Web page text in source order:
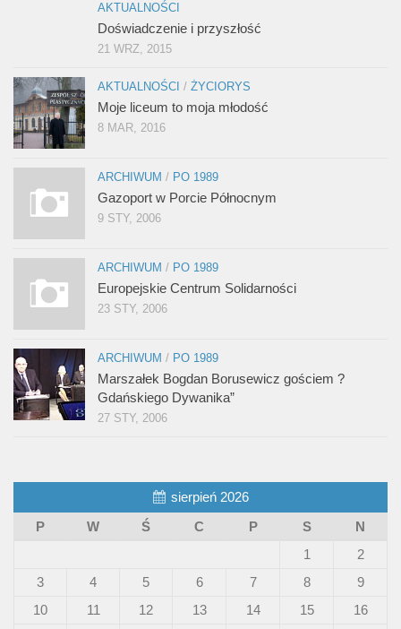
AKTUALNOŚCI
Doświadczenie i przyszłość
21 WRZ, 2015
AKTUALNOŚCI / ŻYCIORYS
Moje liceum to moja młodość
8 MAR, 2016
ARCHIWUM / PO 1989
Gazoport w Porcie Północnym
9 STY, 2006
ARCHIWUM / PO 1989
Europejskie Centrum Solidarności
23 STY, 2006
ARCHIWUM / PO 1989
Marszałek Bogdan Borusewicz gościem ?
Gdańskiego Dywanika”
27 STY, 2006
sierpień 2026
P
W Ś C P S
N
1
2
3
4 5 6 7 8
9
10
11 12 13 14 15 16